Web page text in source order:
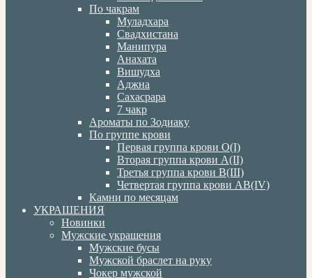
По чакрам
Муладхара
Свадхистана
Манипура
Анахата
Вишудха
Аджна
Сахасрара
7 чакр
Ароматы по Зодиаку
По группе крови
Первая группа крови О(I)
Вторая группа крови А(II)
Третья группа крови В(III)
Четвертая группа крови АВ(IV)
Камни по месяцам
УКРАШЕНИЯ
Новинки
Мужские украшения
Мужские бусы
Мужской браслет на руку
Чокер мужской